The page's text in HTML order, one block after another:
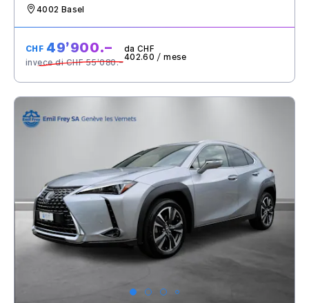
4002 Basel
CHF 49’900.–
invece di CHF 55’080.–
da CHF
402.60 / mese